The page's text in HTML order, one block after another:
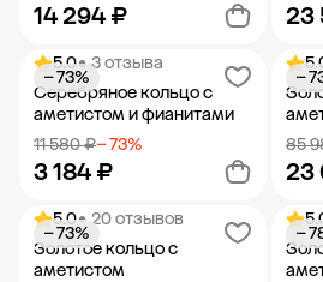
14 294 ₽
Добавить в корзину
23
5.0• 3 отзыва
Серебряное кольцо с
аметистом и фианитами
11 580 ₽− 73%
3 184 ₽
− 73%
Добавить в корзину
85
23
−
5.0• 20 отзывов
Золотое кольцо с
аметистом
− 73% −